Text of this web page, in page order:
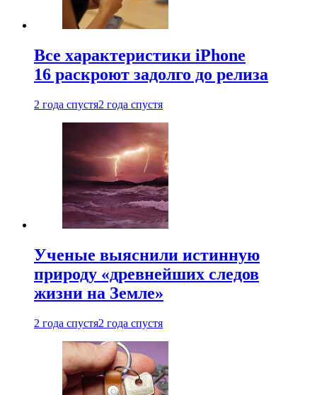
Все характеристики iPhone
16 раскроют задолго до релиза
2 года спустя2 года спустя
Ученые выяснили истинную
природу «древнейших следов
жизни на Земле»
2 года спустя2 года спустя